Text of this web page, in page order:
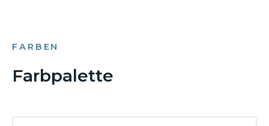
FARBEN
Farbpalette